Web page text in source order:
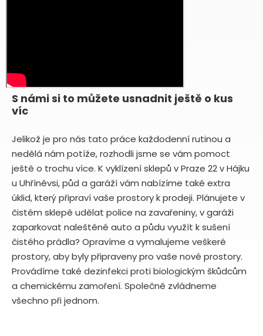
S námi si to můžete usnadnit ještě o kus
víc
Jelikož je pro nás tato práce každodenní rutinou a
nedělá nám potíže, rozhodli jsme se vám pomoct
ještě o trochu více. K vyklízení sklepů v Praze 22 v Hájku
u Uhříněvsi, půd a garáží vám nabízíme také extra
úklid, který připraví vaše prostory k prodeji. Plánujete v
čistém sklepě udělat police na zavařeniny, v garáži
zaparkovat naleštěné auto a půdu využít k sušení
čistého prádla? Opravíme a vymalujeme veškeré
prostory, aby byly připraveny pro vaše nové prostory.
Provádíme také dezinfekci proti biologickým škůdcům
a chemickému zamoření. Společně zvládneme
všechno při jednom.